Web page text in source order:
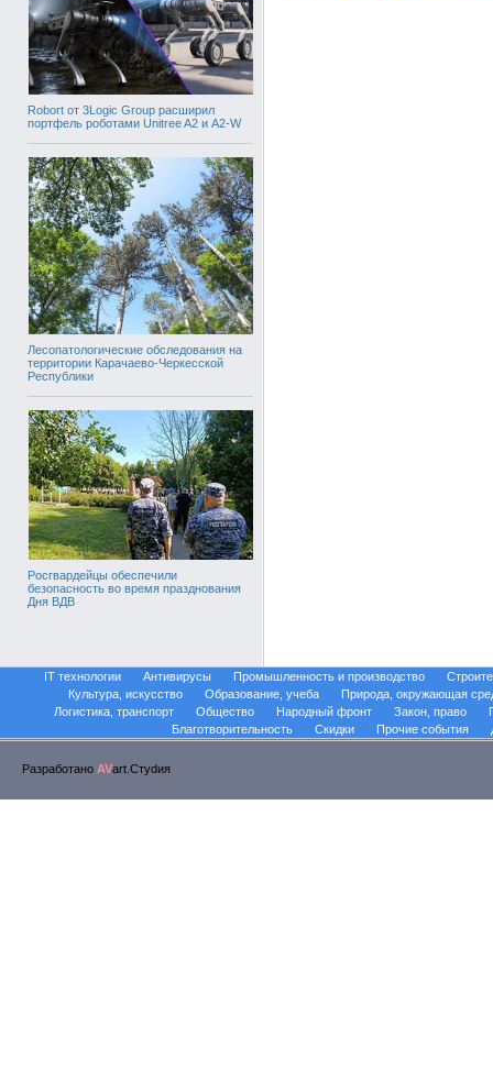
Robort от 3Logic Group расширил
портфель роботами Unitree A2 и A2-W
Лесопатологические обследования на
территории Карачаево-Черкесской
Республики
Росгвардейцы обеспечили
безопасность во время празднования
Дня ВДВ
IT технологии Антивирусы Промышленность и производство
Культура, искусство
Образование, учеба
Природа, окружающая
Логистика, транспорт
Общество Народный фронт Закон, право
Благотворительность
Скидки Прочие события
Разработано AVart.Стуdия